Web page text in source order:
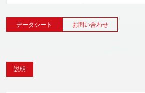
データシート お問い合わせ
説明